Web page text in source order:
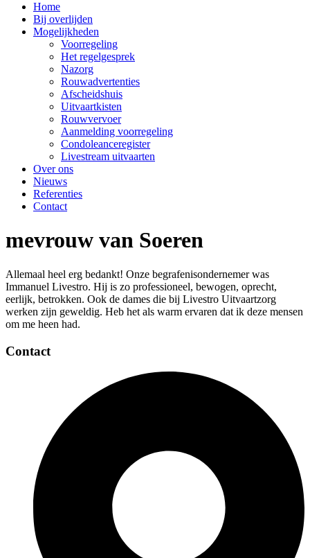
Home
Bij overlijden
Mogelijkheden
Voorregeling
Het regelgesprek
Nazorg
Rouwadvertenties
Afscheidshuis
Uitvaartkisten
Rouwvervoer
Aanmelding voorregeling
Condoleanceregister
Livestream uitvaarten
Over ons
Nieuws
Referenties
Contact
mevrouw van Soeren
Allemaal heel erg bedankt! Onze begrafenisondernemer was
Immanuel Livestro. Hij is zo professioneel, bewogen, oprecht,
eerlijk, betrokken. Ook de dames die bij Livestro Uitvaartzorg
werken zijn geweldig. Heb het als warm ervaren dat ik deze mensen
om me heen had.
Contact